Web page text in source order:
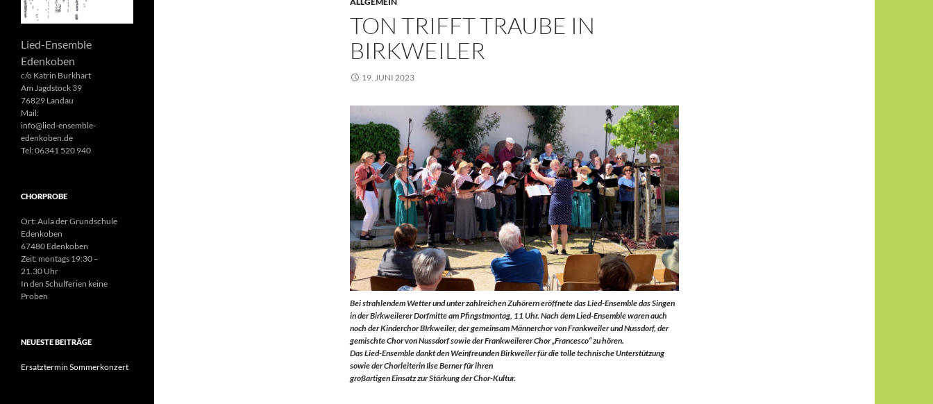
TON TRIFFT TRAUBE IN
BIRKWEILER
19. JUNI 2023
Bei strahlendem Wetter und unter zahlreichen Zuhörern eröffnete das Lied-Ensemble das Singen
in der Birkweilerer Dorfmitte am Pfingstmontag, 11 Uhr. Nach dem Lied-Ensemble waren auch
noch der Kinderchor BIrkweiler, der gemeinsam Männerchor von Frankweiler und Nussdorf, der
gemischte Chor von Nussdorf sowie der Frankweilerer Chor „Francesco“ zu hören.
Das Lied-Ensemble dankt den Weinfreunden Birkweiler für die tolle technische Unterstützung
sowie der Chorleiterin Ilse Berner für ihren
großartigen Einsatz zur Stärkung der Chor-Kultur.
Lied-Ensemble
Edenkoben
c/o Katrin Burkhart
Am Jagdstock 39
76829 Landau
Mail:
info@lied-ensemble-
edenkoben.de
Tel: 06341 520 940
CHORPROBE
Ort: Aula der Grundschule
Edenkoben
67480 Edenkoben
Zeit: montags 19:30 –
21.30 Uhr
In den Schulferien keine
Proben
NEUESTE BEITRÄGE
Ersatztermin Sommerkonzert